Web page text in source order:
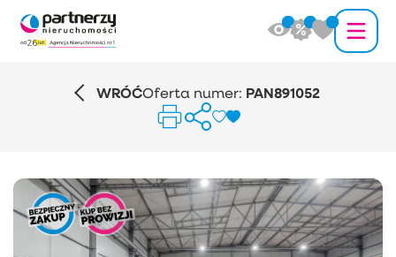
WRÓĆOferta numer: PAN891052